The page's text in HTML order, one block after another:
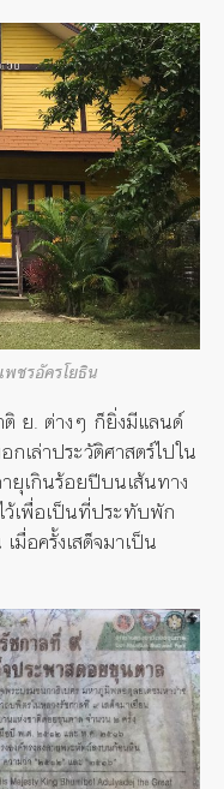
ชรอัครโยธิน
ติ ย. ต่างๆ ก็ยิ่งมีแลนด์
เล่าประวัติศาสตร์ไปใน
ยุเกินร้อยปีบนเส้นทาง
ว้เพื่อเป็นที่ประทับพัก
มื่อครั้งเสด็จมาเป็น